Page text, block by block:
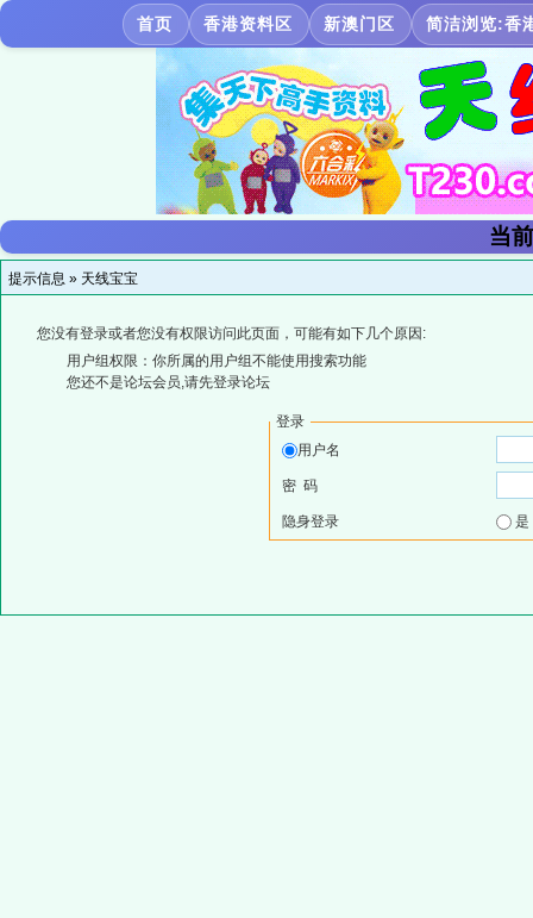
首页 香港资料区 新澳门区 简洁浏览:香
当
提示信息 » 天线宝宝
您没有登录或者您没有权限访问此页面，可能有如下几个原因:
用户组权限：你所属的用户组不能使用搜索功能
您还不是论坛会员,请先登录论坛
登录
用户名
密 码
隐身登录